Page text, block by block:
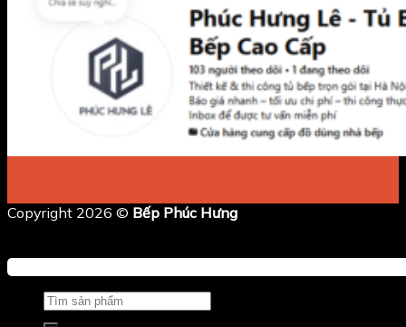
Copyright 2026 © Bếp Phúc Hưng
Tìm
kiếm: